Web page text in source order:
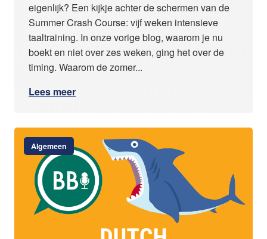
eigenlijk? Een kijkje achter de schermen van de
Summer Crash Course: vijf weken intensieve
taaltraining. In onze vorige blog, waarom je nu
boekt en niet over zes weken, ging het over de
timing. Waarom de zomer...
Lees meer
Algemeen